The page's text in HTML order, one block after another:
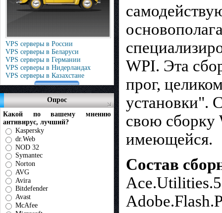
VPS серверы в России
VPS серверы в Беларуси
VPS серверы в Германии
VPS серверы в Нидерландах
VPS серверы в Казахстане
Опрос
Какой по вашему мнению
антивирус, лучший?
Kaspersky
dr.Web
NOD 32
Symantec
Norton
AVG
Avira
Bitdefender
Avast
McAfee
WPI. Эта
прог,
установки".
свою сборку
имеющейся.
Состав